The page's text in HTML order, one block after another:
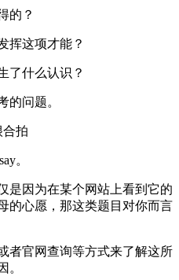
的？
挥这项才能？
了什么认识？
的问题。
合拍
。
是因为在某个网站上看到它的
的心愿，那这类题目对你而言
者官网查询等方式来了解这所
。